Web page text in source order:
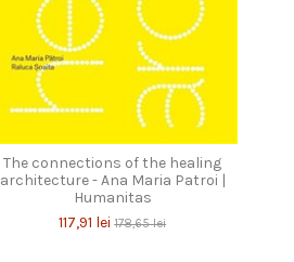
The connections of the healing
architecture - Ana Maria Patroi |
Humanitas
117,91 lei178,65 lei